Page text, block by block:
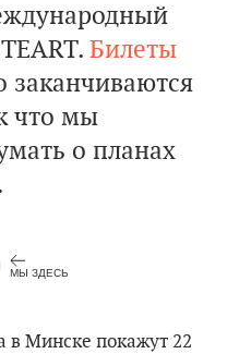
Билеты
заканчиваются
что мы
о планах
МЫ ЗДЕСЬ
в Минске покажут 22